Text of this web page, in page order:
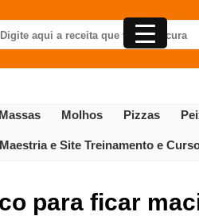
Massas Molhos Pizzas
e Site Treinamento e
para ficar